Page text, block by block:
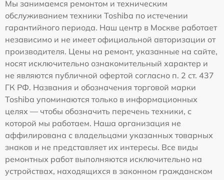
Мы занимаемся ремонтом и техническим
обслуживанием техники Toshiba по истечении
гарантийного периода. Наш центр в Москве работает
независимо и не имеет официальной авторизации от
производителя. Цены на ремонт, указанные на сайте,
носят исключительно ознакомительный характер и
не являются публичной офертой согласно п. 2 ст. 437
ГК РФ. Названия и обозначения торговой марки
Toshiba упоминаются только в информационных
целях — чтобы обозначить перечень техники, с
которой мы работаем. Наша организация не
аффилирована с владельцами указанных товарных
знаков и не представляет их интересы. Все виды
ремонтных работ выполняются исключительно на
устройствах, находящихся в законном гражданском